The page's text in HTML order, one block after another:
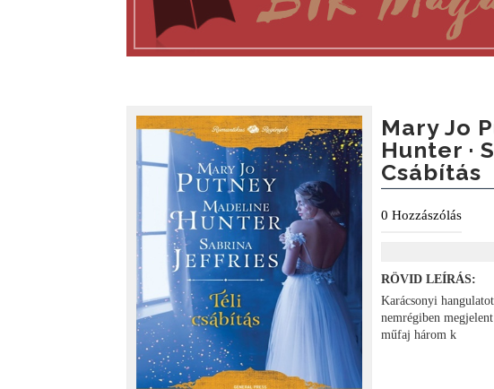
Mary Jo
Hunter ·
Csábítás
0 Hozzászólás
RÖVID LEÍRÁS:
Karácsonyi
nemrégiben
műfaj három k